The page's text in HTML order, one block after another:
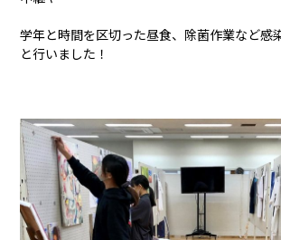
学年と時間を区切った昼食、除菌作業など感
と行いました！